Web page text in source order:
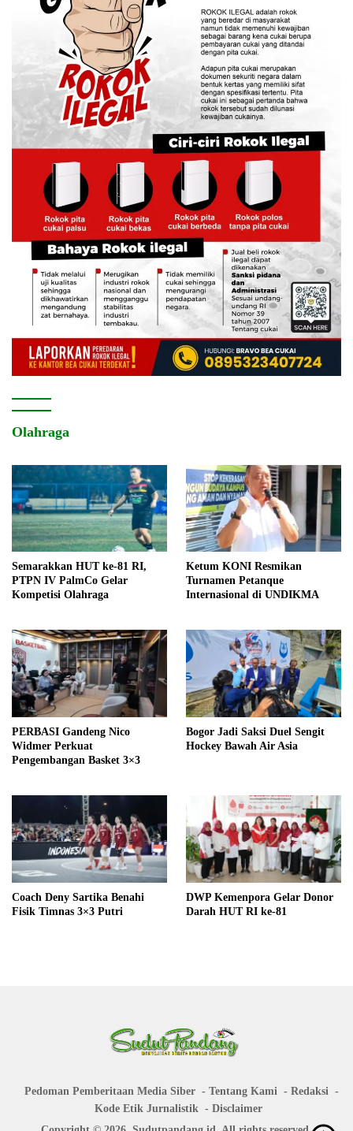
Olahraga
Semarakkan HUT ke-81 RI,
PTPN IV PalmCo Gelar
Kompetisi Olahraga
Ketum KONI Resmikan
Turnamen Petanque
Internasional di UNDIKMA
PERBASI Gandeng Nico
Widmer Perkuat
Pengembangan Basket 3×3
Bogor Jadi Saksi Duel Sengit
Hockey Bawah Air Asia
Coach Deny Sartika Benahi
Fisik Timnas 3×3 Putri
DWP Kemenpora Gelar Donor
Darah HUT RI ke-81
Pedoman Pemberitaan Media Siber Tentang Kami
Redaksi
Kode Etik Jurnalistik
Disclaimer